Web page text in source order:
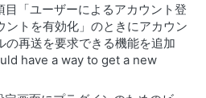
目「ユーザーによるアカウント登
ントを有効化」のときにアカウン
の再送を要求できる機能を追加
have a way to get a new